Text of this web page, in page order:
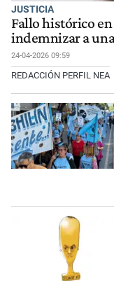
JUSTICIA
Fallo histórico
indemnizar a
24-04-2026 09:59
REDACCIÓN PERFIL NEA